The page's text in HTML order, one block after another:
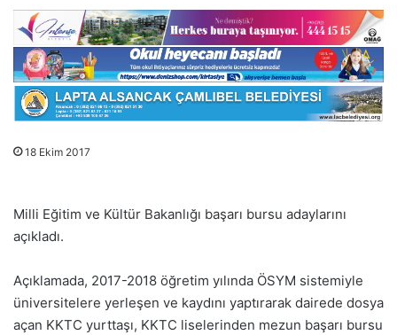
18 Ekim 2017
Milli Eğitim ve Kültür Bakanlığı başarı bursu adaylarını
açıkladı.
Açıklamada, 2017-2018 öğretim yılında ÖSYM sistemiyle
üniversitelere yerleşen ve kaydını yaptırarak dairede dosya
açan KKTC yurttaşı, KKTC liselerinden mezun başarı bursu